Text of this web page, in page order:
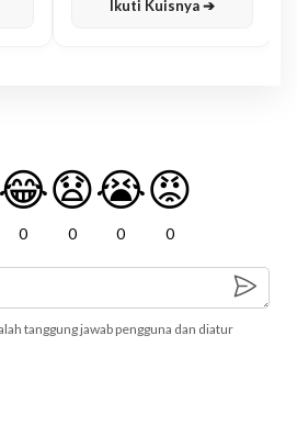
Ikuti Kuisnya ➔
😂
0
😧
0
😭
0
😡
0
tanggung jawab pengguna dan diatur